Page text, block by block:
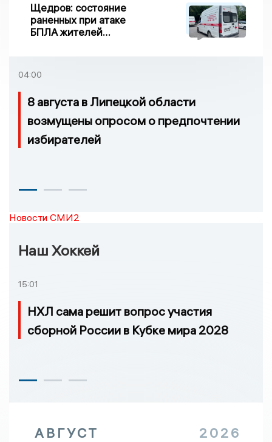
Щедров: состояние
раненных при атаке
БПЛА жителей
04:00
8 августа в Липецкой области
возмущены опросом о предпочтении
избирателей
Новости СМИ2
Наш Хоккей
15:01
НХЛ сама решит вопрос участия
сборной России в Кубке мира 2028
АВГУСТ 2026